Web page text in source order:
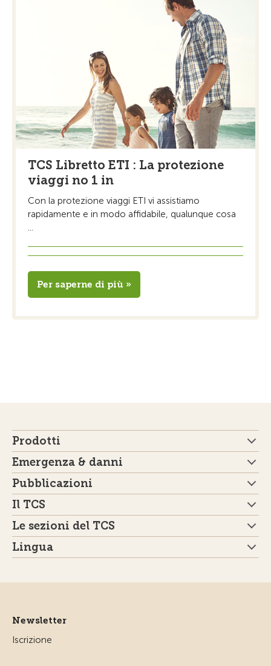
TCS Libretto ETI : La protezione
viaggi no 1 in
Con la protezione viaggi ETI vi assistiamo
rapidamente e in modo affidabile, qualunque cosa
...
Per saperne di più »
Prodotti
Emergenza & danni
Pubblicazioni
Il TCS
Le sezioni del TCS
Lingua
Newsletter
Iscrizione